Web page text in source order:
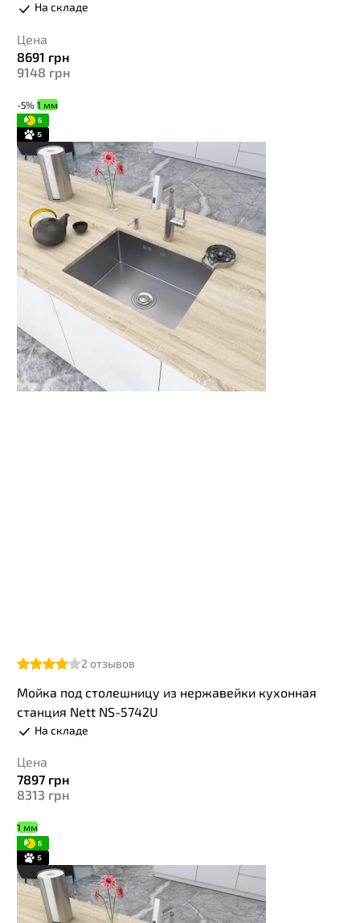
На складе
Цена
8691 грн
9148 грн
-5% 1 мм
2 отзывов
Мойка под столешницу из нержавейки кухонная
станция Nett NS-5742U
На складе
Цена
7897 грн
8313 грн
1 мм